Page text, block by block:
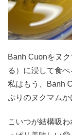
Banh Cuonをヌ
る）に浸して食
私はもう、Banh
ぷりのヌクマムか
こいつが結構吸